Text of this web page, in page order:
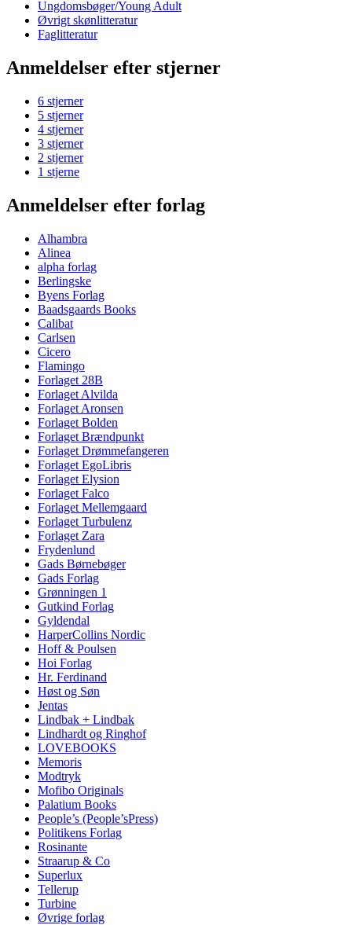
Ungdomsbøger/Young Adult
Øvrigt skønlitteratur
Faglitteratur
Anmeldelser efter stjerner
6 stjerner
5 stjerner
4 stjerner
3 stjerner
2 stjerner
1 stjerne
Anmeldelser efter forlag
Alhambra
Alinea
alpha forlag
Berlingske
Byens Forlag
Baadsgaards Books
Calibat
Carlsen
Cicero
Flamingo
Forlaget 28B
Forlaget Alvilda
Forlaget Aronsen
Forlaget Bolden
Forlaget Brændpunkt
Forlaget Drømmefangeren
Forlaget EgoLibris
Forlaget Elysion
Forlaget Falco
Forlaget Mellemgaard
Forlaget Turbulenz
Forlaget Zara
Frydenlund
Gads Børnebøger
Gads Forlag
Grønningen 1
Gutkind Forlag
Gyldendal
HarperCollins Nordic
Hoff & Poulsen
Hoi Forlag
Hr. Ferdinand
Høst og Søn
Jentas
Lindbak + Lindbak
Lindhardt og Ringhof
LOVEBOOKS
Memoris
Modtryk
Mofibo Originals
Palatium Books
People’s (People’sPress)
Politikens Forlag
Rosinante
Straarup & Co
Superlux
Tellerup
Turbine
Øvrige forlag